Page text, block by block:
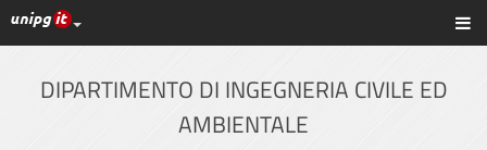
Vai
al
contenuto
principale
Link ai principali servizi web di Ateneo
DIPARTIMENTO DI INGEGNERIA CIVILE ED
AMBIENTALE